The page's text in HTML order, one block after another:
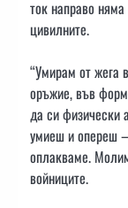
ток направо
цивилните.
“Умирам от жега
оръжие, във
да си физически
умиеш и опереш
оплакваме.
войниците.